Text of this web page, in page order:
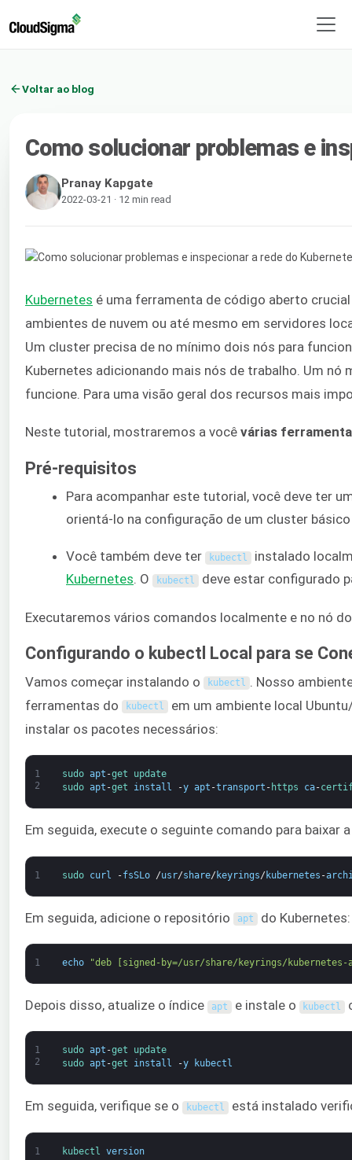
Voltar ao blog
Como solucionar problemas e
Pranay Kapgate
2022-03-21 · 12 min read
Kubernetes é uma ferramenta de código aberto
ambientes de nuvem ou até mesmo em servidores
Um cluster precisa de no mínimo dois nós para
Kubernetes adicionando mais nós de trabalho. Um
funcione. Para uma visão geral dos recursos mais
Neste tutorial, mostraremos a você várias
Pré-requisitos
Para acompanhar este tutorial, você deve ter
orientá-lo na configuração de um cluster
Você também deve ter kubectl instalado
Kubernetes. O kubectl deve estar configurado
Executaremos vários comandos localmente e no nó
Configurando o kubectl Local para se
Vamos começar instalando o kubectl . Nosso
ferramentas do
kubectl em um ambiente local
instalar os pacotes necessários:
1
2
sudo apt -get
update
sudo apt -get install -y apt -transport - https ca-
Em seguida, execute o seguinte comando para baixar
1 sudo curl -fsSLo /usr/share/ keyrings/ kubernetes -
Em seguida, adicione o repositório apt do Kubernetes:
1 echo "deb [signed-by=/usr/share/keyrings/
Depois disso, atualize o índice apt e instale o kubectl
1
2
sudo apt -get
update
sudo apt -get install -y kubectl
Em seguida, verifique se o kubectl está instalado
1 kubectl version